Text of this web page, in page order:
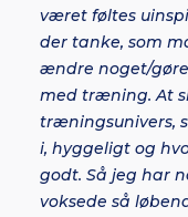
været føltes
der tanke, som
ændre noget/
med træning. At
træningsunivers,
i, hyggeligt og
godt. Så jeg har
voksede så